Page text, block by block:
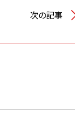
次の記事